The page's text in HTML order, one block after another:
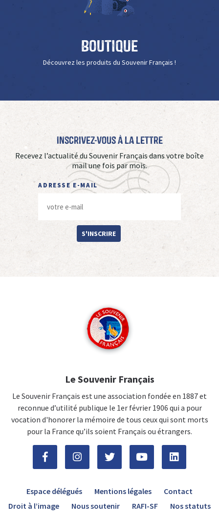
Boutique
Découvrez les produits du Souvenir Français !
Inscrivez-vous à La Lettre
Recevez l’actualité du Souvenir Français dans votre boîte
mail une fois par mois.
ADRESSE E-MAIL
S'INSCRIRE
Le Souvenir Français
Le Souvenir Français est une association fondée en 1887 et
reconnue d’utilité publique le 1er février 1906 qui a pour
vocation d'honorer la mémoire de tous ceux qui sont morts
pour la France qu’ils soient Français ou étrangers.
Espace délégués Mentions légales
Contact
Droit à l’image
Nous soutenir RAFI-SF Nos statuts